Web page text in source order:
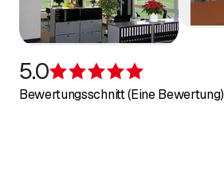
5.0
Bewertungsschnitt (Eine Bewertung)